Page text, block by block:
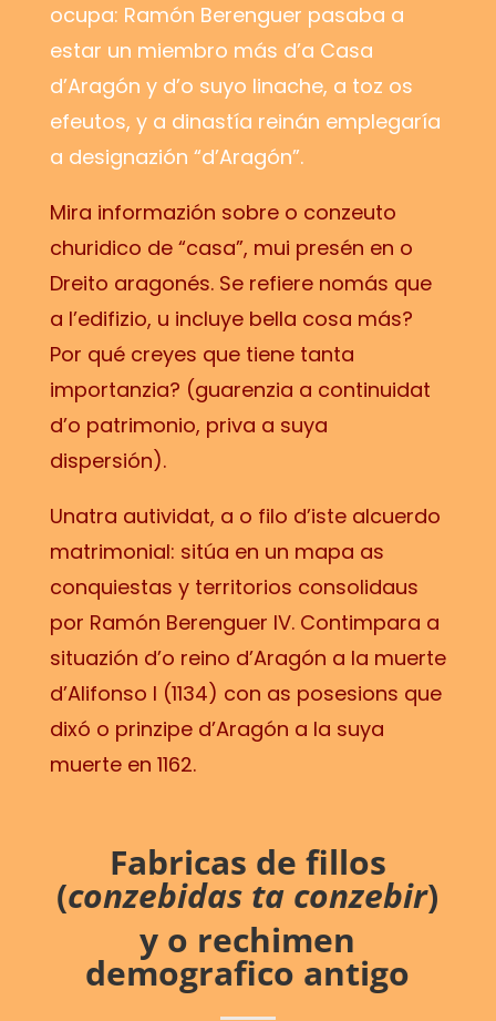
ocupa: Ramón Berenguer pasaba a
estar un miembro más d’a Casa
d’Aragón y d’o suyo linache, a toz os
efeutos, y a dinastía reinán emplegaría
a designazión “d’Aragón”.
Mira informazión sobre o conzeuto
churidico de “casa”, mui presén en o
Dreito aragonés. Se refiere nomás que
a l’edifizio, u incluye bella cosa más?
Por qué creyes que tiene tanta
importanzia? (guarenzia a continuidat
d’o patrimonio, priva a suya
dispersión).
Unatra autividat, a o filo d’iste alcuerdo
matrimonial: sitúa en un mapa as
conquiestas y territorios consolidaus
por Ramón Berenguer IV. Contimpara a
situazión d’o reino d’Aragón a la muerte
d’Alifonso I (1134) con as posesions que
dixó o prinzipe d’Aragón a la suya
muerte en 1162.
Fabricas de fillos
(conzebidas ta conzebir)
y o rechimen
demografico antigo